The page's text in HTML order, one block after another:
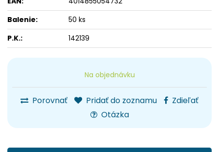
Na objednávku
Porovnať Pridať do zoznamu
Zdieľať
Otázka
Balenie:
50 ks
P.K.:
142139